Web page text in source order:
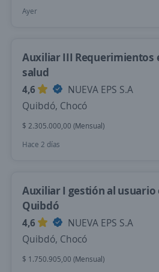
Ayer
Auxiliar III Requerimientos
salud
4,6
NUEVA EPS S.A
Quibdó, Chocó
$ 2.305.000,00 (Mensual)
Hace 2 días
Auxiliar I gestión al usuario
Quibdó
4,6
NUEVA EPS S.A
Quibdó, Chocó
$ 1.750.905,00 (Mensual)